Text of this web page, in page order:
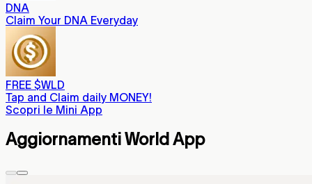
DNA
Claim Your DNA Everyday
FREE $WLD
Tap and Claim daily MONEY!
Scopri le Mini App
Aggiornamenti World App